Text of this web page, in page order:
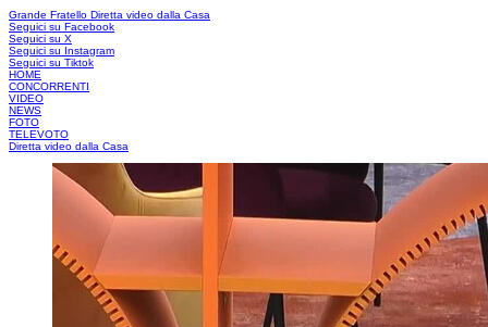
Grande Fratello Diretta video dalla Casa
Seguici su Facebook
Seguici su X
Seguici su Instagram
Seguici su Tiktok
HOME
CONCORRENTI
VIDEO
NEWS
FOTO
TELEVOTO
Diretta video dalla Casa